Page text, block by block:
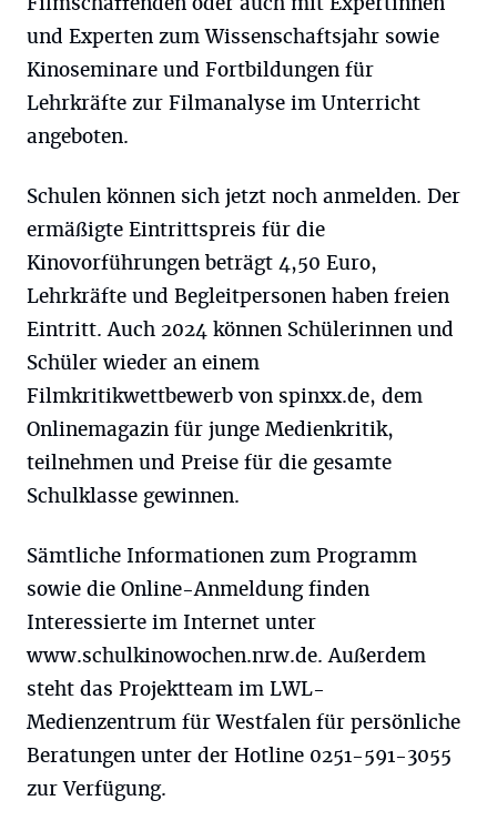
und Experten zum Wissenschaftsjahr sowie
Kinoseminare und Fortbildungen für
Lehrkräfte zur Filmanalyse im Unterricht
angeboten.
Schulen können sich jetzt noch anmelden. Der
ermäßigte Eintrittspreis für die
Kinovorführungen beträgt 4,50 Euro,
Lehrkräfte und Begleitpersonen haben freien
Eintritt. Auch 2024 können Schülerinnen und
Schüler wieder an einem
Filmkritikwettbewerb von spinxx.de, dem
Onlinemagazin für junge Medienkritik,
teilnehmen und Preise für die gesamte
Schulklasse gewinnen.
Sämtliche Informationen zum Programm
sowie die Online-Anmeldung finden
Interessierte im Internet unter
www.schulkinowochen.nrw.de. Außerdem
steht das Projektteam im LWL-
Medienzentrum für Westfalen für persönliche
Beratungen unter der Hotline 0251-591-3055
zur Verfügung.